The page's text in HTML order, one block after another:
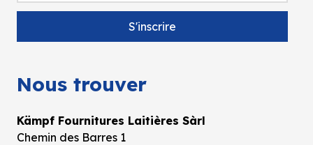
Nous trouver
Kämpf Fournitures Laitières Sàrl
Chemin des Barres 1